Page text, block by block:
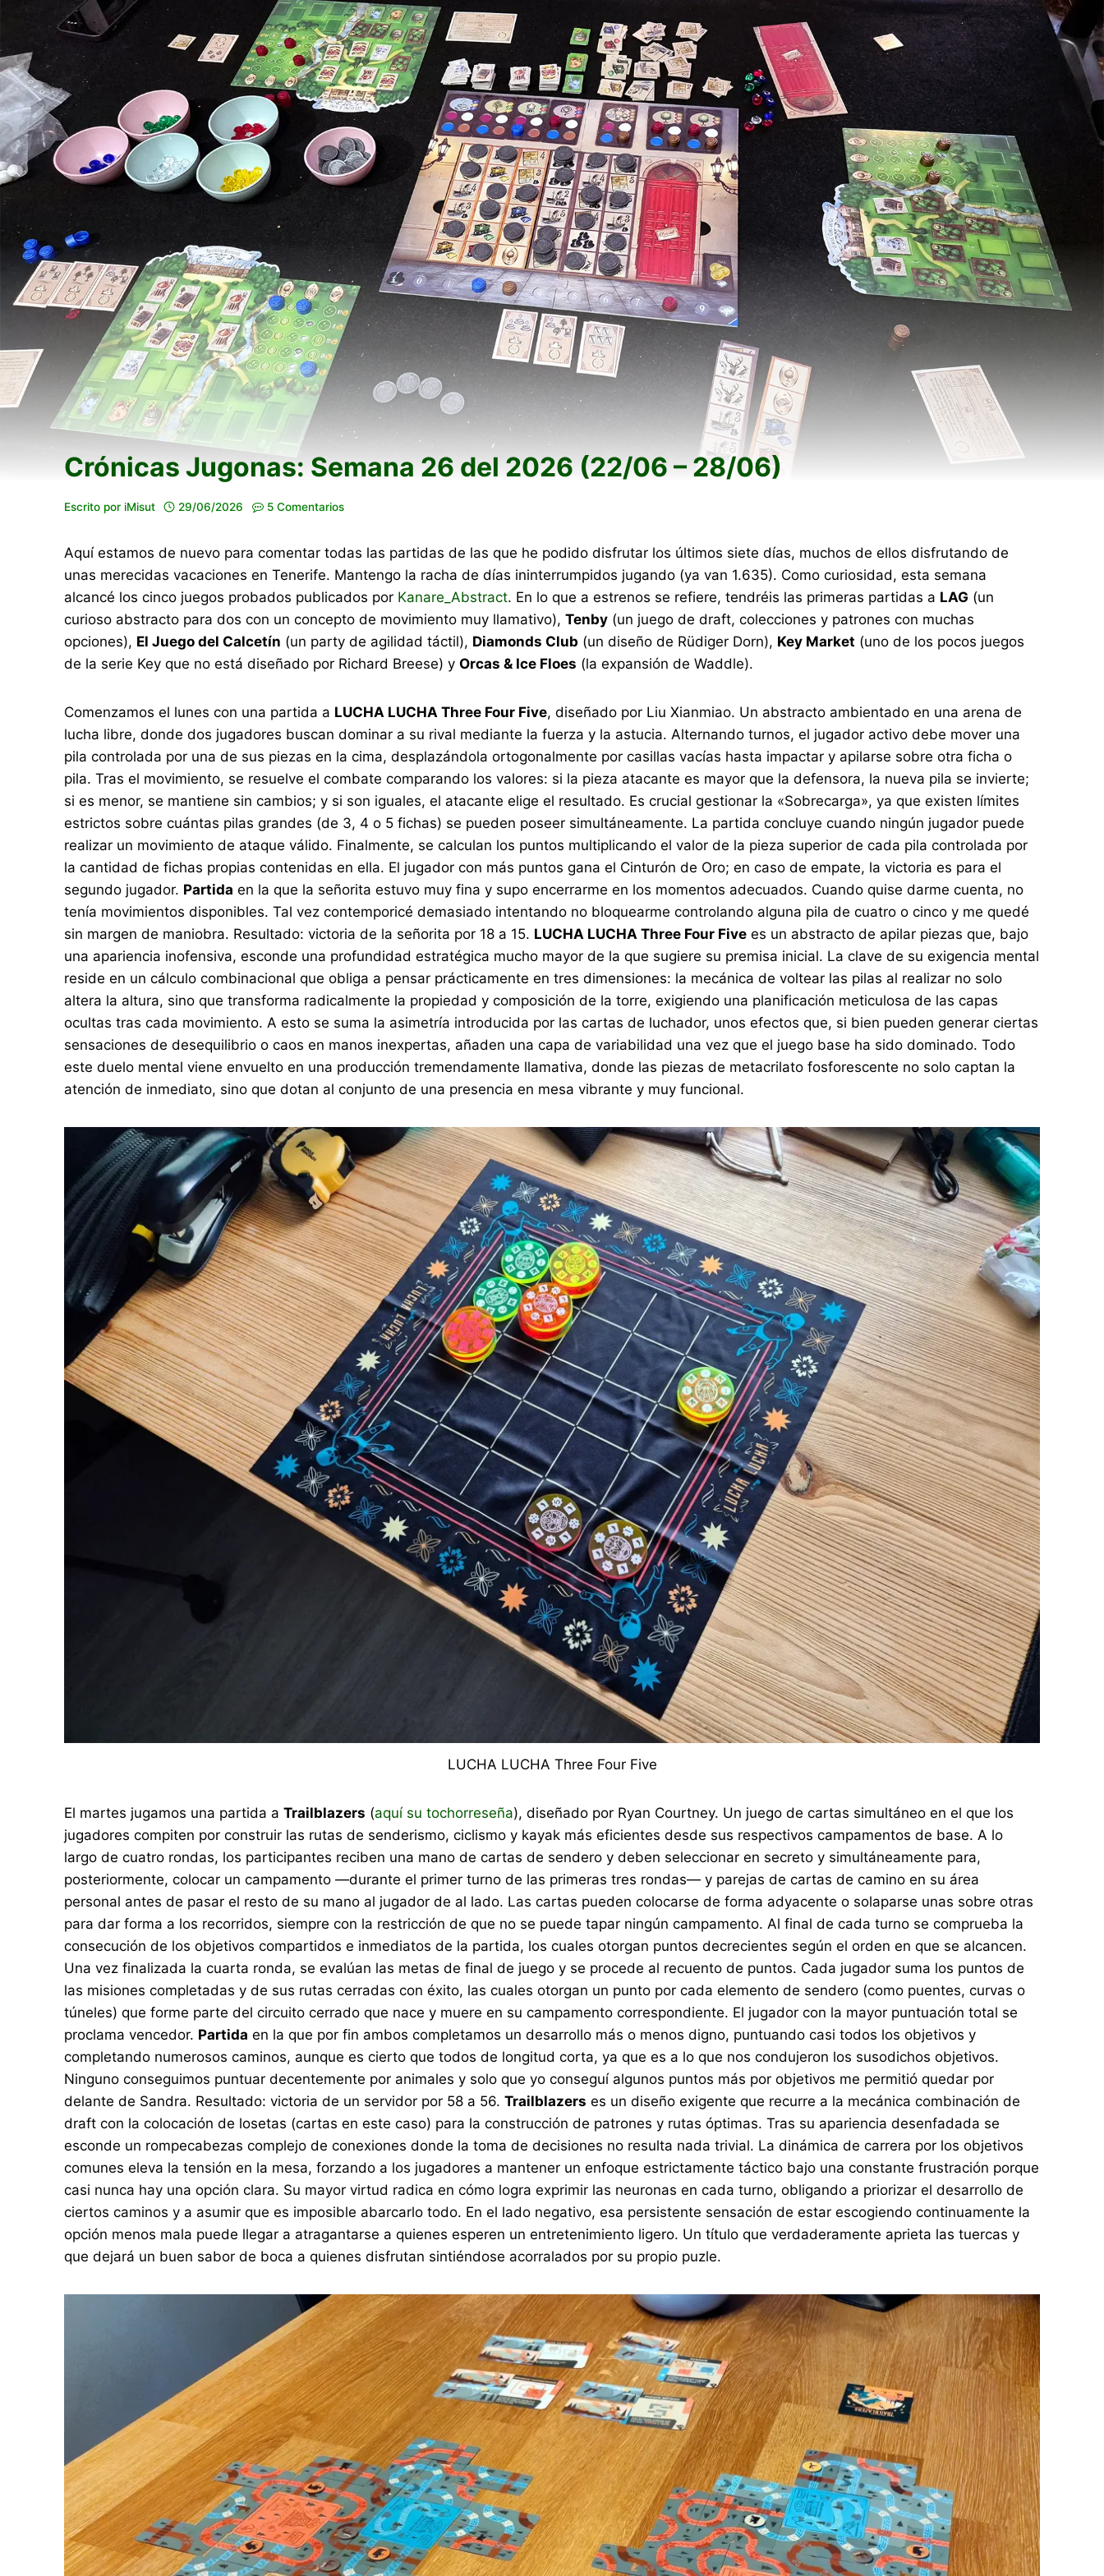
Crónicas Jugonas: Semana 26 del 2026 (22/06 – 28/06)
Escrito por iMisut 29/06/2026 5 Comentarios
Aquí estamos de nuevo para comentar todas las partidas de las que he podido disfrutar los últimos siete días, muchos de ellos disfrutando de
unas merecidas vacaciones en Tenerife. Mantengo la racha de días ininterrumpidos jugando (ya van 1.635). Como curiosidad, esta semana
alcancé los cinco juegos probados publicados por Kanare_Abstract. En lo que a estrenos se refiere, tendréis las primeras partidas a LAG (un
curioso abstracto para dos con un concepto de movimiento muy llamativo),Tenby (un juego de draft, colecciones y patrones con muchas
opciones), El Juego del Calcetín (un party de agilidad táctil), Diamonds Club (un diseño de Rüdiger Dorn), Key Market (uno de los pocos juegos
de la serie Key que no está diseñado por Richard Breese) yOrcas & Ice Floes (la expansión de Waddle).
Comenzamos el lunes con una partida a LUCHA LUCHA Three Four Five, diseñado por Liu Xianmiao. Un abstracto ambientado en una arena de
lucha libre, donde dos jugadores buscan dominar a su rival mediante la fuerza y la astucia. Alternando turnos, el jugador activo debe mover una
pila controlada por una de sus piezas en la cima, desplazándola ortogonalmente por casillas vacías hasta impactar y apilarse sobre otra ficha o
pila. Tras el movimiento, se resuelve el combate comparando los valores: si la pieza atacante es mayor que la defensora, la nueva pila se invierte;
si es menor, se mantiene sin cambios; y si son iguales, el atacante elige el resultado. Es crucial gestionar la «Sobrecarga», ya que existen límites
estrictos sobre cuántas pilas grandes (de 3, 4 o 5 fichas) se pueden poseer simultáneamente. La partida concluye cuando ningún jugador puede
realizar un movimiento de ataque válido. Finalmente, se calculan los puntos multiplicando el valor de la pieza superior de cada pila controlada por
la cantidad de fichas propias contenidas en ella. El jugador con más puntos gana el Cinturón de Oro; en caso de empate, la victoria es para el
segundo jugador. Partida en la que la señorita estuvo muy fina y supo encerrarme en los momentos adecuados. Cuando quise darme cuenta, no
tenía movimientos disponibles. Tal vez contemporicé demasiado intentando no bloquearme controlando alguna pila de cuatro o cinco y me quedé
sin margen de maniobra. Resultado: victoria de la señorita por 18 a 15. LUCHA LUCHA Three Four Five es un abstracto de apilar piezas que, bajo
una apariencia inofensiva, esconde una profundidad estratégica mucho mayor de la que sugiere su premisa inicial. La clave de su exigencia mental
reside en un cálculo combinacional que obliga a pensar prácticamente en tres dimensiones: la mecánica de voltear las pilas al realizar no solo
altera la altura, sino que transforma radicalmente la propiedad y composición de la torre, exigiendo una planificación meticulosa de las capas
ocultas tras cada movimiento. A esto se suma la asimetría introducida por las cartas de luchador, unos efectos que, si bien pueden generar ciertas
sensaciones de desequilibrio o caos en manos inexpertas, añaden una capa de variabilidad una vez que el juego base ha sido dominado. Todo
este duelo mental viene envuelto en una producción tremendamente llamativa, donde las piezas de metacrilato fosforescente no solo captan la
atención de inmediato, sino que dotan al conjunto de una presencia en mesa vibrante y muy funcional.
LUCHA LUCHA Three Four Five
El martes jugamos una partida aTrailblazers (aquí su tochorreseña), diseñado por Ryan Courtney. Un juego de cartas simultáneo en el que los
jugadores compiten por construir las rutas de senderismo, ciclismo y kayak más eficientes desde sus respectivos campamentos de base. A lo
largo de cuatro rondas, los participantes reciben una mano de cartas de sendero y deben seleccionar en secreto y simultáneamente para,
posteriormente, colocar un campamento —durante el primer turno de las primeras tres rondas— y parejas de cartas de camino en su área
personal antes de pasar el resto de su mano al jugador de al lado. Las cartas pueden colocarse de forma adyacente o solaparse unas sobre otras
para dar forma a los recorridos, siempre con la restricción de que no se puede tapar ningún campamento. Al final de cada turno se comprueba la
consecución de los objetivos compartidos e inmediatos de la partida, los cuales otorgan puntos decrecientes según el orden en que se alcancen.
Una vez finalizada la cuarta ronda, se evalúan las metas de final de juego y se procede al recuento de puntos. Cada jugador suma los puntos de
las misiones completadas y de sus rutas cerradas con éxito, las cuales otorgan un punto por cada elemento de sendero (como puentes, curvas o
túneles) que forme parte del circuito cerrado que nace y muere en su campamento correspondiente. El jugador con la mayor puntuación total se
proclama vencedor. Partida en la que por fin ambos completamos un desarrollo más o menos digno, puntuando casi todos los objetivos y
completando numerosos caminos, aunque es cierto que todos de longitud corta, ya que es a lo que nos condujeron los susodichos objetivos.
Ninguno conseguimos puntuar decentemente por animales y solo que yo conseguí algunos puntos más por objetivos me permitió quedar por
delante de Sandra. Resultado: victoria de un servidor por 58 a 56.Trailblazers es un diseño exigente que recurre a la mecánica combinación de
draft con la colocación de losetas (cartas en este caso) para la construcción de patrones y rutas óptimas. Tras su apariencia desenfadada se
esconde un rompecabezas complejo de conexiones donde la toma de decisiones no resulta nada trivial. La dinámica de carrera por los objetivos
comunes eleva la tensión en la mesa, forzando a los jugadores a mantener un enfoque estrictamente táctico bajo una constante frustración porque
casi nunca hay una opción clara. Su mayor virtud radica en cómo logra exprimir las neuronas en cada turno, obligando a priorizar el desarrollo de
ciertos caminos y a asumir que es imposible abarcarlo todo. En el lado negativo, esa persistente sensación de estar escogiendo continuamente la
opción menos mala puede llegar a atragantarse a quienes esperen un entretenimiento ligero. Un título que verdaderamente aprieta las tuercas y
que dejará un buen sabor de boca a quienes disfrutan sintiéndose acorralados por su propio puzle.